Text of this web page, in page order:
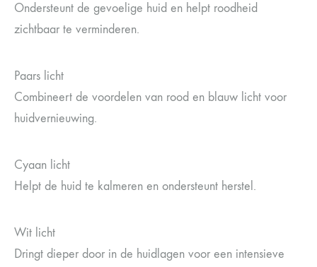
Ondersteunt de gevoelige huid en helpt roodheid
zichtbaar te verminderen.
Paars licht
Combineert de voordelen van rood en blauw licht voor
huidvernieuwing.
Cyaan licht
Helpt de huid te kalmeren en ondersteunt herstel.
Wit licht
Dringt dieper door in de huidlagen voor een intensieve